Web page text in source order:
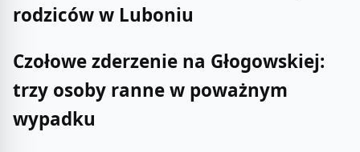
rodziców w Luboniu
Czołowe zderzenie na Głogowskiej:
trzy osoby ranne w poważnym
wypadku